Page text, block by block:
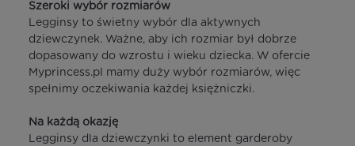
Szeroki wybór rozmiarów
Legginsy to świetny wybór dla aktywnych
dziewczynek. Ważne, aby ich rozmiar był dobrze
dopasowany do wzrostu i wieku dziecka. W ofercie
Myprincess.pl mamy duży wybór rozmiarów, więc
spełnimy oczekiwania każdej księżniczki.
Na każdą okazję
Legginsy dla dziewczynki to element garderoby